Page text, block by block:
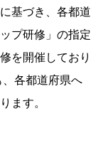
基づき、各都道
プ研修」の指定
を開催しており
各都道府県へ
ます。